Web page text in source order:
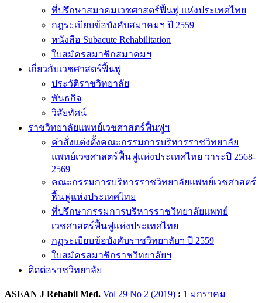
ที่ปรึกษาสมาคมเวชศาสตร์ฟื้นฟู แห่งประเทศไทย
กฎระเบียบข้อบังคับสมาคมฯ ปี 2559
หนังสือ Subacute Rehabilitation
ใบสมัครสมาชิกสมาคมฯ
เกี่ยวกับเวชศาสตร์ฟื้นฟู
ประวัติราชวิทยาลัย
พันธกิจ
วิสัยทัศน์
ราชวิทยาลัยแพทย์เวชศาสตร์ฟื้นฟูฯ
คำสั่งแต่งตั้งคณะกรรมการบริหารราชวิทยาลัย
แพทย์เวชศาสตร์ฟื้นฟูแห่งประเทศไทย วาระปี 2568-
2569
คณะกรรมการบริหารราชวิทยาลัยแพทย์เวชศาสตร์
ฟื้นฟูแห่งประเทศไทย
ที่ปรึกษากรรมการบริหารราชวิทยาลัยแพทย์
เวชศาสตร์ฟื้นฟูแห่งประเทศไทย
กฏระเบียบข้อบังคับราชวิทยาลัยฯ ปี 2559
ใบสมัครสมาชิกราชวิทยาลัยฯ
ติดต่อราชวิทยาลัย
ASEAN J Rehabil Med. Vol 29 No 2 (2019) : 1 มกราคม –